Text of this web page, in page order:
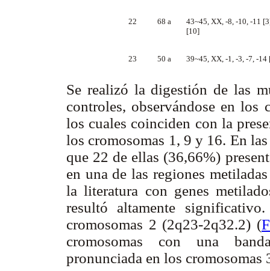
22 68 a
43~45, XX, -8, -10, -11
[10]
23 50 a 39~45, XX, -1, -3, -7, -
Se realizó la digestión de las
controles, observándose en los
los cuales coinciden con la
los cromosomas 1, 9 y 16. En
que 22 de ellas (36,66%)
en una de las regiones
la literatura con genes
resultó altamente
cromosomas 2 (2q23-2q32.2) (
cromosomas con una
pronunciada en los cromosomas